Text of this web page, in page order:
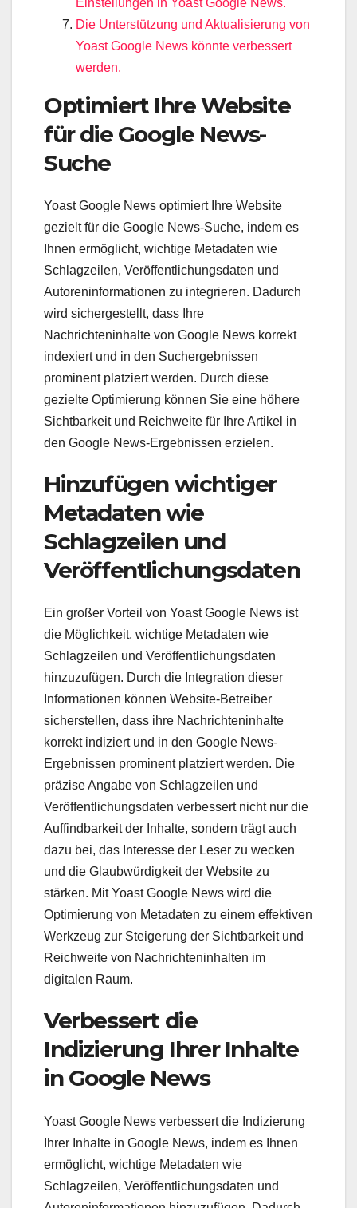
Die Unterstützung und Aktualisierung von
Yoast Google News könnte verbessert
werden.
Optimiert Ihre Website
für die Google News-
Suche
Yoast Google News optimiert Ihre Website
gezielt für die Google News-Suche, indem es
Ihnen ermöglicht, wichtige Metadaten wie
Schlagzeilen, Veröffentlichungsdaten und
Autoreninformationen zu integrieren. Dadurch
wird sichergestellt, dass Ihre
Nachrichteninhalte von Google News korrekt
indexiert und in den Suchergebnissen
prominent platziert werden. Durch diese
gezielte Optimierung können Sie eine höhere
Sichtbarkeit und Reichweite für Ihre Artikel in
den Google News-Ergebnissen erzielen.
Hinzufügen wichtiger
Metadaten wie
Schlagzeilen und
Veröffentlichungsdaten
Ein großer Vorteil von Yoast Google News ist
die Möglichkeit, wichtige Metadaten wie
Schlagzeilen und Veröffentlichungsdaten
hinzuzufügen. Durch die Integration dieser
Informationen können Website-Betreiber
sicherstellen, dass ihre Nachrichteninhalte
korrekt indiziert und in den Google News-
Ergebnissen prominent platziert werden. Die
präzise Angabe von Schlagzeilen und
Veröffentlichungsdaten verbessert nicht nur die
Auffindbarkeit der Inhalte, sondern trägt auch
dazu bei, das Interesse der Leser zu wecken
und die Glaubwürdigkeit der Website zu
stärken. Mit Yoast Google News wird die
Optimierung von Metadaten zu einem effektiven
Werkzeug zur Steigerung der Sichtbarkeit und
Reichweite von Nachrichteninhalten im
digitalen Raum.
Verbessert die
Indizierung Ihrer Inhalte
in Google News
Yoast Google News verbessert die Indizierung
Ihrer Inhalte in Google News, indem es Ihnen
ermöglicht, wichtige Metadaten wie
Schlagzeilen, Veröffentlichungsdaten und